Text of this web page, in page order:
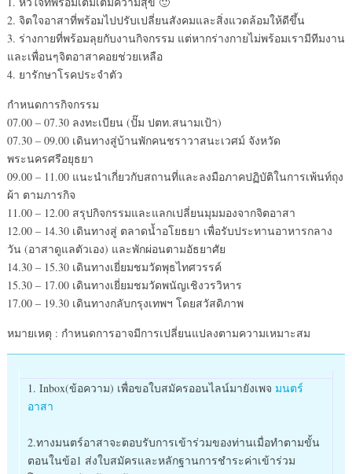
2. จิตใจอาสาที่พร้อมไปปรับเปลี่ยนสังคมและสิ่งแวดล้อมให้ดีขึ้น
3. ร่างกายที่พร้อมลุยกับงานกิจกรรม แต่หากร่างกายไม่พร้อมเรามีทีมงาน
และเพื่อนๆจิตอาสาคอยช่วยเหลือ
4. ยารักษาโรคประจำตัว
กำหนดการกิจกรรม
07.00 – 07.30 ลงทะเบียน (ปั๊ม ปตท.สนามเป้า)
07.30 – 09.00 เดินทางสู่บ้านพักคนชราวาสนะเวศม์ จังหวัด
พระนครศรีอยุธยา
09.00 – 11.00 แนะนำเกี่ยวกับสถานที่และลงมือภาคปฏิบัติในการเพ้นท์ถุง
ผ้า ตามภารกิจ
11.00 – 12.00 สรุปกิจกรรมและแลกเปลี่ยนมุมมองจากจิตอาสา
12.00 – 14.30 เดินทางสู่ ตลาดน้ำอโยธยา เพื่อรับประทานอาหารกลาง
วัน (อาสาดูแลตัวเอง) และพักผ่อนตามอัธยาศัย
14.30 – 15.30 เดินทางเยี่ยมชมวัดพุธไทศวรรค์
15.30 – 17.00 เดินทางเยี่ยมชมวัดพนัญเชิงวรวิหาร
17.00 – 19.30 เดินทางกลับกรุงเทพฯ โดยสวัสดิภาพ
หมายเหตุ : กำหนดการอาจมีการเปลี่ยนแปลงตามความเหมาะสม
1. Inbox(ข้อความ) เพื่อขอใบสมัครออนไลน์มายังเพจ มนตร์
อาสา
2.ทางมนตร์อาสาจะตอบรับการเข้าร่วมของท่านเมื่อทำตามขั้น
ตอนในข้อ1 ส่งใบสมัครและหลักฐานการชำระค่าเข้าร่วม